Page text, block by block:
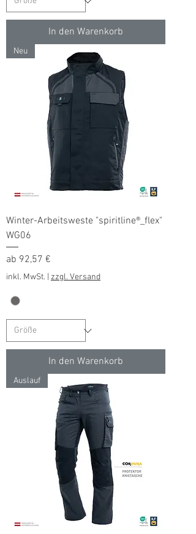
In den Warenkorb
Neu
Winter-Arbeitsweste "spiritline®_flex"
WG06
ab 92,57 €
Sale-Preis
inkl. MwSt. zzgl. Versand
In den Warenkorb
Auslauf